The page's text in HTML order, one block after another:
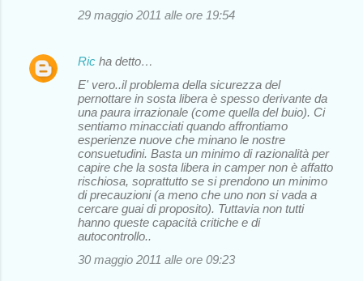
29 maggio 2011 alle ore 19:54
Ric ha detto…
E' vero..il problema della sicurezza del
pernottare in sosta libera è spesso derivante da
una paura irrazionale (come quella del buio). Ci
sentiamo minacciati quando affrontiamo
esperienze nuove che minano le nostre
consuetudini. Basta un minimo di razionalità per
capire che la sosta libera in camper non è affatto
rischiosa, soprattutto se si prendono un minimo
di precauzioni (a meno che uno non si vada a
cercare guai di proposito). Tuttavia non tutti
hanno queste capacità critiche e di
autocontrollo..
30 maggio 2011 alle ore 09:23